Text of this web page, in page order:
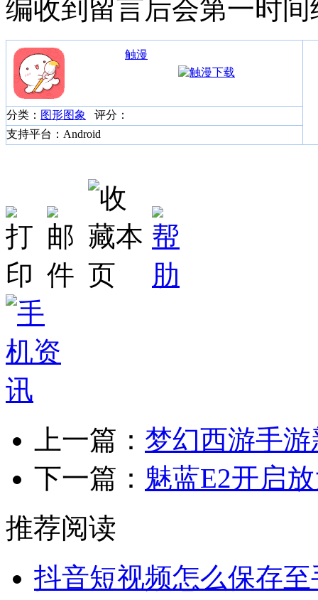
编收到留言后会第一时
触漫
分类： 图形图象
评分：
支持平台：Android
上一篇： 梦幻西游手
下一篇： 魅蓝E2开启
推荐阅读
抖音短视频怎么保存至